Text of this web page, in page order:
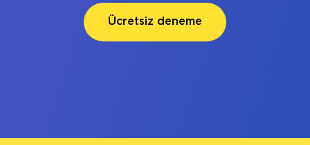
Ücretsiz deneme